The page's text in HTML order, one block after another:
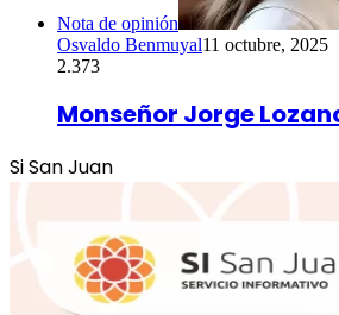
Nota de opinión
Osvaldo Benmuyal11 octubre, 2025
2.373
Monseñor Jorge
Si San Juan